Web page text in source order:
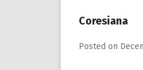
Coresiana
Posted on